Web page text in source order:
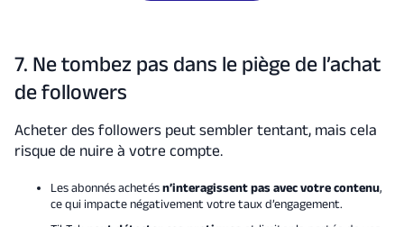
7. Ne tombez pas dans le piège de l’achat
de followers
Acheter des followers peut sembler tentant, mais cela
risque de nuire à votre compte.
Les abonnés achetésn’interagissent pas avec votre contenu,
ce qui impacte négativement votre taux d’engagement.